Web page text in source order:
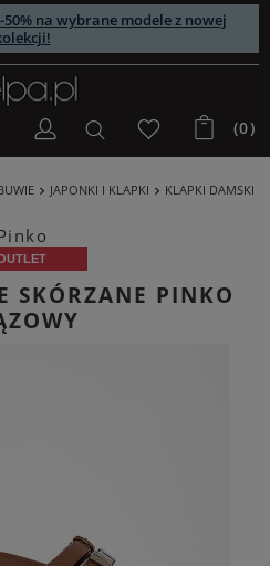
-50% na wybrane modele z nowej
(0)
JAPONKI I KLAPKI KLAPKI DAMSKIE
SKÓRZANE PINKO